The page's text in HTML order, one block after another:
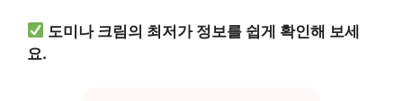
도미나 크림의 최저가 정보를 쉽게 확인해 보세
요.